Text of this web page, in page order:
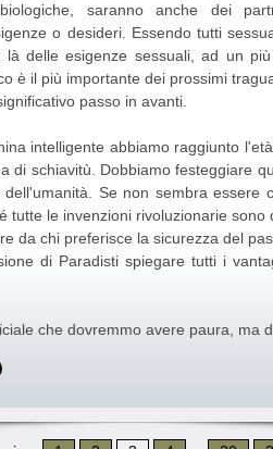
saranno anche dei
o desideri. Essendo tutti
là delle esigenze sessuali, ad un
è il più importante dei prossimi
passo in avanti.
intelligente abbiamo raggiunto
di schiavitù. Dobbiamo festeggiare
Se non sembra essere
tutte le invenzioni rivoluzionarie
da chi preferisce la sicurezza del
di Paradisti spiegare tutti i
che dovremmo avere paura, ma